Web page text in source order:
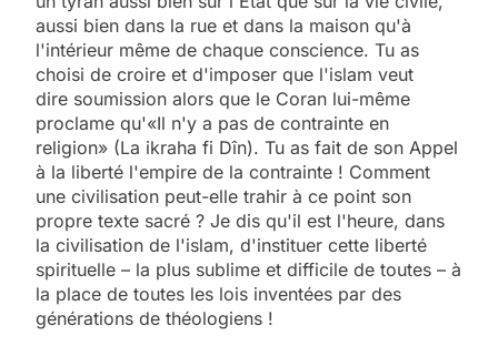
aussi bien dans la rue et dans la maison qu'à
l'intérieur même de chaque conscience. Tu as
choisi de croire et d'imposer que l'islam veut
dire soumission alors que le Coran lui-même
proclame qu'«Il n'y a pas de contrainte en
religion» (La ikraha fi Dîn). Tu as fait de son Appel
à la liberté l'empire de la contrainte ! Comment
une civilisation peut-elle trahir à ce point son
propre texte sacré ? Je dis qu'il est l'heure, dans
la civilisation de l'islam, d'instituer cette liberté
spirituelle – la plus sublime et difficile de toutes – à
la place de toutes les lois inventées par des
générations de théologiens !